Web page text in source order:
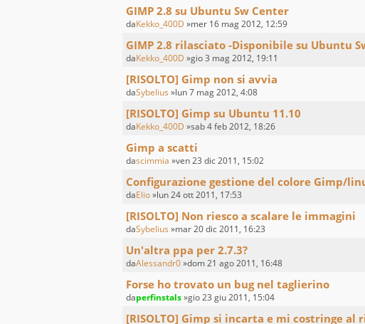
GIMP 2.8 su Ubuntu Sw Center
daKekko_400D »mer 16 mag 2012, 12:59
GIMP 2.8 rilasciato -Disponibile su Ubuntu
daKekko_400D »gio 3 mag 2012, 19:11
[RISOLTO] Gimp non si avvia
daSybelius »lun 7 mag 2012, 4:08
[RISOLTO] Gimp su Ubuntu 11.10
daKekko_400D »sab 4 feb 2012, 18:26
Gimp a scatti
dascimmia »ven 23 dic 2011, 15:02
Configurazione gestione del colore Gimp/
daElio»lun 24 ott 2011, 17:53
[RISOLTO] Non riesco a scalare le immagini
daSybelius »mar 20 dic 2011, 16:23
Un'altra ppa per 2.7.3?
daAlessandr0»dom 21 ago 2011, 16:48
Forse ho trovato un bug nel taglierino
daperfinstals»gio 23 giu 2011, 15:04
[RISOLTO] Gimp si incarta e mi costringe al